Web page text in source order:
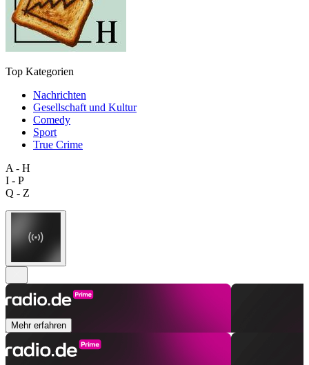
Top Kategorien
Nachrichten
Gesellschaft und Kultur
Comedy
Sport
True Crime
A - H
I - P
Q - Z
Mehr erfahren